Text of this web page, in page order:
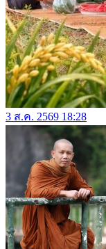
3 ส.ค. 2569 18:28